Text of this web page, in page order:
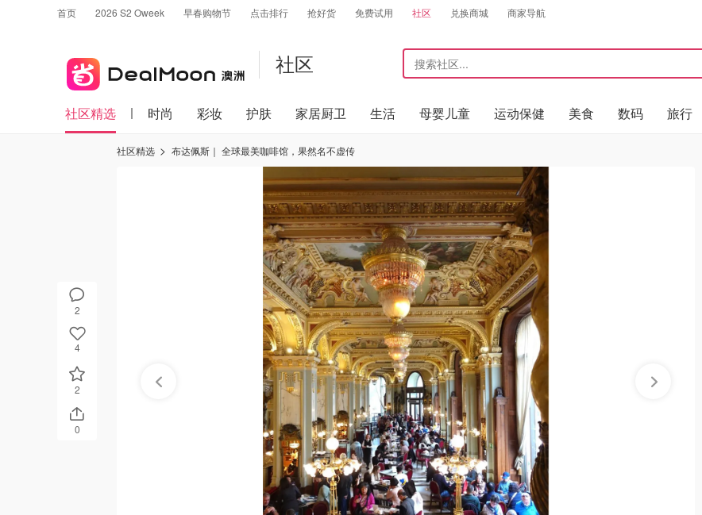
首页 2026 S2 Oweek 早春购物节 点击排行 抢好货 免费试用 社区 兑换商城 商家导航
社区
社区精选 时尚 彩妆 护肤 家居厨卫 生活 母婴儿童 运动保健 美食 数码 旅行
2
4
2
0
社区精选 布达佩斯｜ 全球最美咖啡馆，果然名不虚传